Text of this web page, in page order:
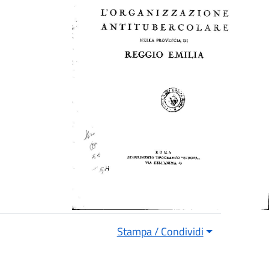
Stampa / Condividi